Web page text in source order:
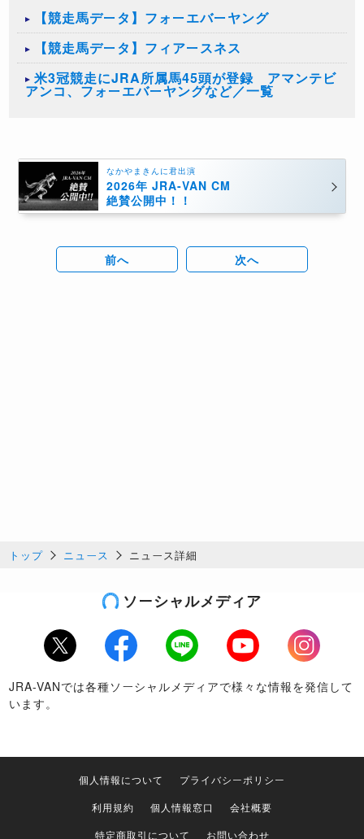
【競走馬データ】フォーエバーヤング
【競走馬データ】フィアースネス
米3冠競走にJRA所属馬45頭が登録 アマンテビ
アンコ、フォーエバーヤングなど／一覧
なかやまきんに君出演
2026年 JRA-VAN CM
絶賛公開中！！
前へ 次へ
トップ ニュース ニュース詳細
ソーシャルメディア
Twitter Facebook LINE Youtube
Instagram
JRA-VANでは各種ソーシャルメディアで様々な情報を発信して
います。
個人情報について
プライバシーポリシー
利用規約
個人情報窓口
会社概要
特定商取引について
お問い合わせ